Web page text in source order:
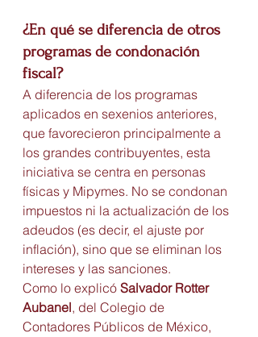
¿En qué se diferencia de otros
programas de condonación
fiscal?
A diferencia de los programas
aplicados en sexenios anteriores,
que favorecieron principalmente a
los grandes contribuyentes, esta
iniciativa se centra en personas
físicas y Mipymes. No se condonan
impuestos ni la actualización de los
adeudos (es decir, el ajuste por
inflación), sino que se eliminan los
intereses y las sanciones.
Como lo explicó Salvador Rotter
Aubanel, del Colegio de
Contadores Públicos de México,